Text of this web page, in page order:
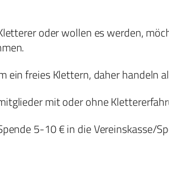
oder wollen es werden,
ein freies Klettern, daher handeln
mit oder ohne
5-10 € in die Vereinskasse/